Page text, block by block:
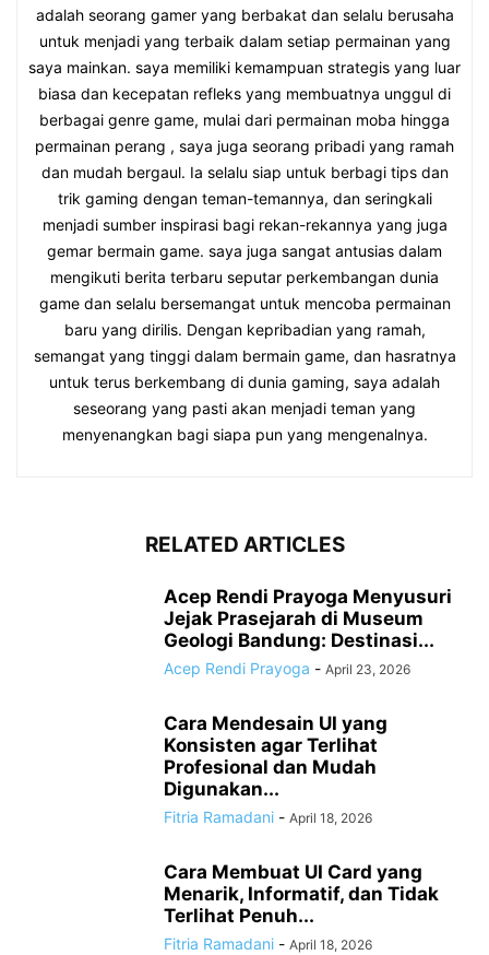
adalah seorang gamer yang berbakat dan selalu berusaha
untuk menjadi yang terbaik dalam setiap permainan yang
saya mainkan. saya memiliki kemampuan strategis yang luar
biasa dan kecepatan refleks yang membuatnya unggul di
berbagai genre game, mulai dari permainan moba hingga
permainan perang , saya juga seorang pribadi yang ramah
dan mudah bergaul. Ia selalu siap untuk berbagi tips dan
trik gaming dengan teman-temannya, dan seringkali
menjadi sumber inspirasi bagi rekan-rekannya yang juga
gemar bermain game. saya juga sangat antusias dalam
mengikuti berita terbaru seputar perkembangan dunia
game dan selalu bersemangat untuk mencoba permainan
baru yang dirilis. Dengan kepribadian yang ramah,
semangat yang tinggi dalam bermain game, dan hasratnya
untuk terus berkembang di dunia gaming, saya adalah
seseorang yang pasti akan menjadi teman yang
menyenangkan bagi siapa pun yang mengenalnya.
RELATED ARTICLES
Acep Rendi Prayoga Menyusuri
Jejak Prasejarah di Museum
Geologi Bandung: Destinasi...
Acep Rendi Prayoga - April 23, 2026
Cara Mendesain UI yang
Konsisten agar Terlihat
Profesional dan Mudah
Digunakan...
Fitria Ramadani - April 18, 2026
Cara Membuat UI Card yang
Menarik, Informatif, dan Tidak
Terlihat Penuh...
Fitria Ramadani - April 18, 2026